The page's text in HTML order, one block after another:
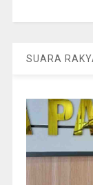
SUARA